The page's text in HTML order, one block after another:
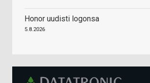
Honor uudisti logonsa
5.8.2026